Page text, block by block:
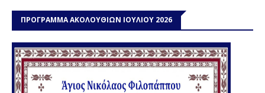
ΠΡΟΓΡΑΜΜΑ ΑΚΟΛΟΥΘΙΩΝ ΙΟΥΛΙΟΥ 2026